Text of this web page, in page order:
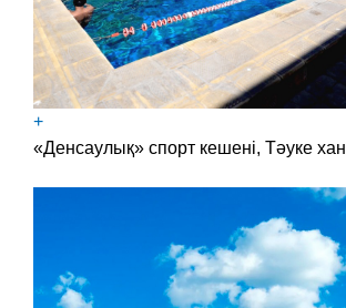
+
«Денсаулық» спорт кешені, Тәуке